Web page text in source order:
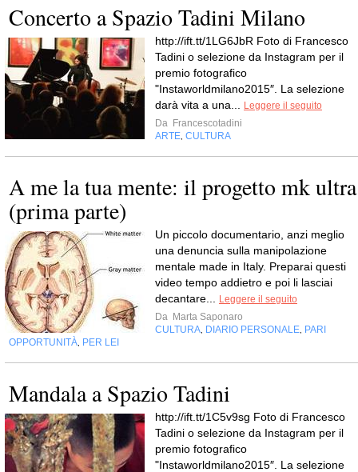
Concerto a Spazio Tadini Milano
http://ift.tt/1LG6JbR Foto di Francesco
Tadini o selezione da Instagram per il
premio fotografico
"Instaworldmilano2015″. La selezione
darà vita a una...
Leggere il seguito
Da Francescotadini
ARTE CULTURA
A me la tua mente: il progetto mk ultra
(prima parte)
Un piccolo documentario, anzi meglio
una denuncia sulla manipolazione
mentale made in Italy. Preparai questi
video tempo addietro e poi li lasciai
decantare...
Leggere il seguito
Da Marta Saponaro
CULTURA DIARIO PERSONALE PARI
OPPORTUNITÀ PER LEI
Mandala a Spazio Tadini
http://ift.tt/1C5v9sg Foto di Francesco
Tadini o selezione da Instagram per il
premio fotografico
"Instaworldmilano2015″. La selezione